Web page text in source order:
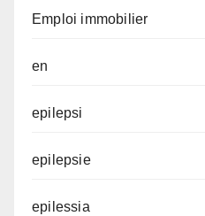
Emploi immobilier
en
epilepsi
epilepsie
epilessia